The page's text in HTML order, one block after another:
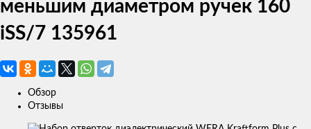
меньшим диаметром ручек 160
iSS/7 135961
Обзор
Отзывы